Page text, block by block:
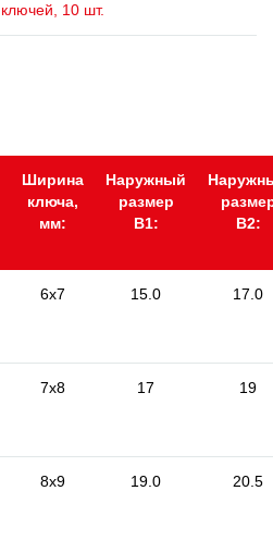
ключей, 10 шт.
Ширина
ключа,
мм:
Наружный
размер
В1:
В2:
6x7 15.0 17.0
7x8 17 19
8x9 19.0 20.5